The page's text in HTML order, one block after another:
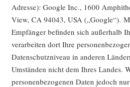
Adresse): Google Inc., 1600
View, CA 94043, USA („Google“).
Empfänger befinden sich außerhalb
verarbeiten dort Ihre
Datenschutzniveau in anderen
Umständen nicht dem Ihres Landes.
personenbezogenen Daten jedoch